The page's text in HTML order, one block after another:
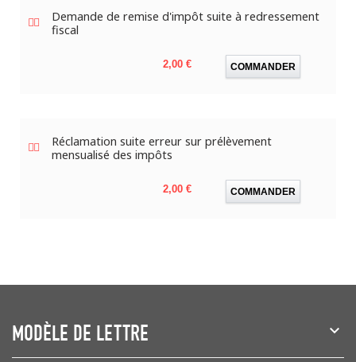
Demande de remise d'impôt suite à redressement
fiscal
Prix
2,00 € COMMANDER
Réclamation suite erreur sur prélèvement
mensualisé des impôts
Prix
2,00 € COMMANDER
MODÈLE DE LETTRE